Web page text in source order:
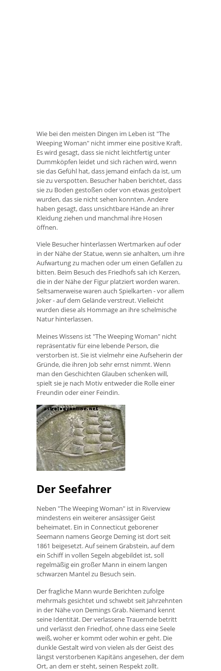
Wie bei den meisten Dingen im Leben ist "The
Weeping Woman" nicht immer eine positive Kraft.
Es wird gesagt, dass sie nicht leichtfertig unter
Dummköpfen leidet und sich rächen wird, wenn
sie das Gefühl hat, dass jemand einfach da ist, um
sie zu verspotten. Besucher haben berichtet, dass
sie zu Boden gestoßen oder von etwas gestolpert
wurden, das sie nicht sehen konnten. Andere
haben gesagt, dass unsichtbare Hände an ihrer
Kleidung ziehen und manchmal ihre Hosen
öffnen.
Viele Besucher hinterlassen Wertmarken auf oder
in der Nähe der Statue, wenn sie anhalten, um ihre
Aufwartung zu machen oder um einen Gefallen zu
bitten. Beim Besuch des Friedhofs sah ich Kerzen,
die in der Nähe der Figur platziert worden waren.
Seltsamerweise waren auch Spielkarten - vor allem
Joker - auf dem Gelände verstreut. Vielleicht
wurden diese als Hommage an ihre schelmische
Natur hinterlassen.
Meines Wissens ist "The Weeping Woman" nicht
repräsentativ für eine lebende Person, die
verstorben ist. Sie ist vielmehr eine Aufseherin der
Gründe, die ihren Job sehr ernst nimmt. Wenn
man den Geschichten Glauben schenken will,
spielt sie je nach Motiv entweder die Rolle einer
Freundin oder einer Feindin.
Der Seefahrer
Neben "The Weeping Woman" ist in Riverview
mindestens ein weiterer ansässiger Geist
beheimatet. Ein in Connecticut geborener
Seemann namens George Deming ist dort seit
1861 beigesetzt. Auf seinem Grabstein, auf dem
ein Schiff in vollen Segeln abgebildet ist, soll
regelmäßig ein großer Mann in einem langen
schwarzen Mantel zu Besuch sein.
Der fragliche Mann wurde Berichten zufolge
mehrmals gesichtet und schwebt seit Jahrzehnten
in der Nähe von Demings Grab. Niemand kennt
seine Identität. Der verlassene Trauernde betritt
und verlässt den Friedhof, ohne dass eine Seele
weiß, woher er kommt oder wohin er geht. Die
dunkle Gestalt wird von vielen als der Geist des
längst verstorbenen Kapitäns angesehen, der dem
Ort, an dem er steht, seinen Respekt zollt.